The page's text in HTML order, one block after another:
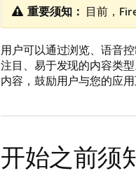
重要须知： 目前，
用户可以通过浏览、语音
注目、易于发现的内容类
内容，鼓励用户与您的应用
开始之前须